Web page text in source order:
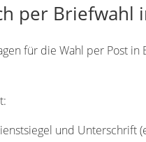
per Briefwahl
für die Wahl per Post
und Unterschrift